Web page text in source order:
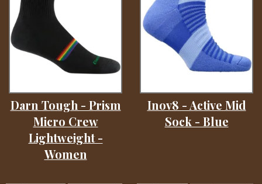
Darn Tough - Prism
Micro Crew
Lightweight -
Women
Inov8 - Active Mid
Sock - Blue